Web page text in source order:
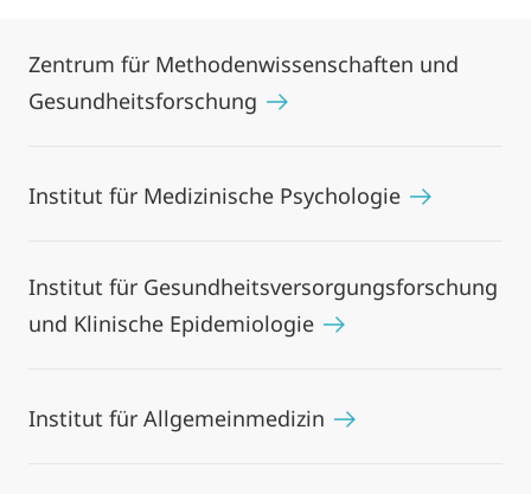
Zentrum für Methodenwissenschaften und
Gesundheitsforschung
Institut für Medizinische Psychologie
Institut für Gesundheitsversorgungsforschung
und Klinische Epidemiologie
Institut für Allgemeinmedizin